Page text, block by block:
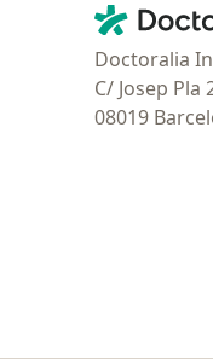
Doctoralia -
Doctoralia
C/ Josep
08019